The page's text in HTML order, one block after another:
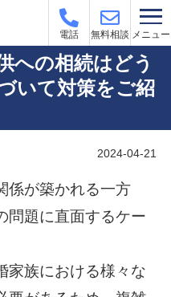
電話 無料相談 メニュー
への相続はどう
いて対策をご紹
2024-04-21
係が築かれる一方
問題に直面するケー
家族における様々な